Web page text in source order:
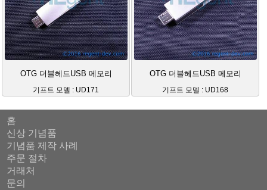
OTG 더블헤드USB 메모리
기프트 모델 : UD171
OTG 더블헤드USB 메모리
기프트 모델 : UD168
홈
신상 기념품
기념품 제작 사례
주문 절차
거래처
문의